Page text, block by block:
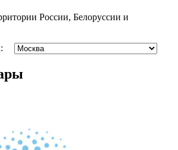
России, Белоруссии и